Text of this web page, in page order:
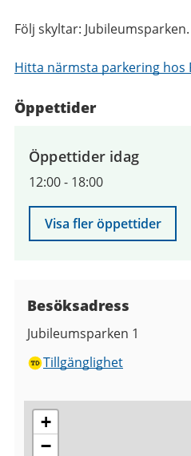
Följ skyltar: Jubileumsparken.
Hitta närmsta parkering hos
Öppettider
Öppettider idag
12:00- 18:00
Visa fler öppettider
Besöksadress
Jubileumsparken 1
Tillgänglighet
+
−